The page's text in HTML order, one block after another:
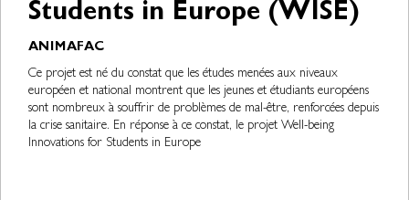
Students in Europe (WISE)
ANIMAFAC
Ce projet est né du constat que les études menées aux niveaux
européen et national montrent que les jeunes et étudiants européens
sont nombreux à souffrir de problèmes de mal-être, renforcées depuis
la crise sanitaire. En réponse à ce constat, le projet Well-being
Innovations for Students in Europe